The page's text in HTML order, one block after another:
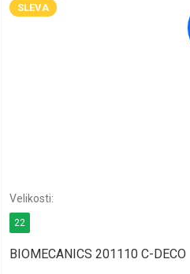
SLEVA
BIOMECANICS 201110 C-DECO
22